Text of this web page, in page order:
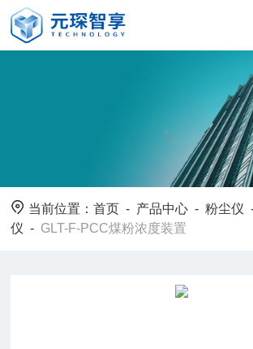
当前位置：首页 - 产品中心 -粉尘仪
仪 - GLT-F-PCC煤粉浓度装置